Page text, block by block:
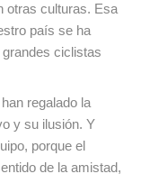
otras culturas. Esa
país se ha
ciclistas
regalado la
y su ilusión. Y
porque el
de la amistad,